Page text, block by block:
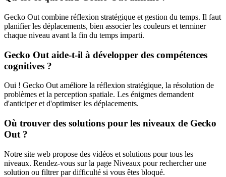
Gecko Out combine réflexion stratégique et gestion du temps. Il faut
planifier les déplacements, bien associer les couleurs et terminer
chaque niveau avant la fin du temps imparti.
Gecko Out aide-t-il à développer des compétences
cognitives ?
Oui ! Gecko Out améliore la réflexion stratégique, la résolution de
problèmes et la perception spatiale. Les énigmes demandent
d'anticiper et d'optimiser les déplacements.
Où trouver des solutions pour les niveaux de Gecko
Out ?
Notre site web propose des vidéos et solutions pour tous les
niveaux. Rendez-vous sur la page Niveaux pour rechercher une
solution ou filtrer par difficulté si vous êtes bloqué.